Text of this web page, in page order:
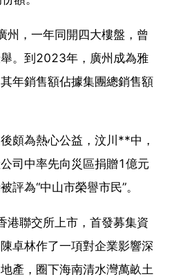
，一年同開四大樓盤，曾
。到2023年，廣州成為雅
年銷售額佔據集團總銷售額
頗為熱心公益，汶川**中，
司中率先向災區捐贈1億元
評為“中山市榮譽市民”。
港聯交所上市，首發募集資
卓林作了一項對企業影響深
產，圈下海南清水灣萬畝土